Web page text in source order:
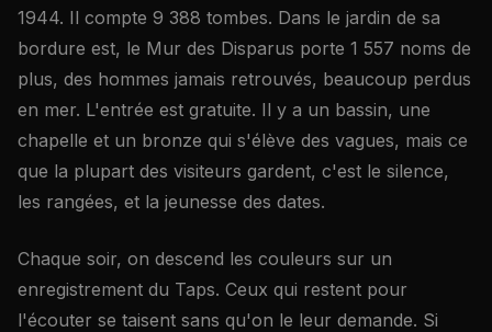
1944. Il compte 9 388 tombes. Dans le jardin de sa
bordure est, le Mur des Disparus porte 1 557 noms de
plus, des hommes jamais retrouvés, beaucoup perdus
en mer. L'entrée est gratuite. Il y a un bassin, une
chapelle et un bronze qui s'élève des vagues, mais ce
que la plupart des visiteurs gardent, c'est le silence,
les rangées, et la jeunesse des dates.
Chaque soir, on descend les couleurs sur un
enregistrement du Taps. Ceux qui restent pour
l'écouter se taisent sans qu'on le leur demande. Si